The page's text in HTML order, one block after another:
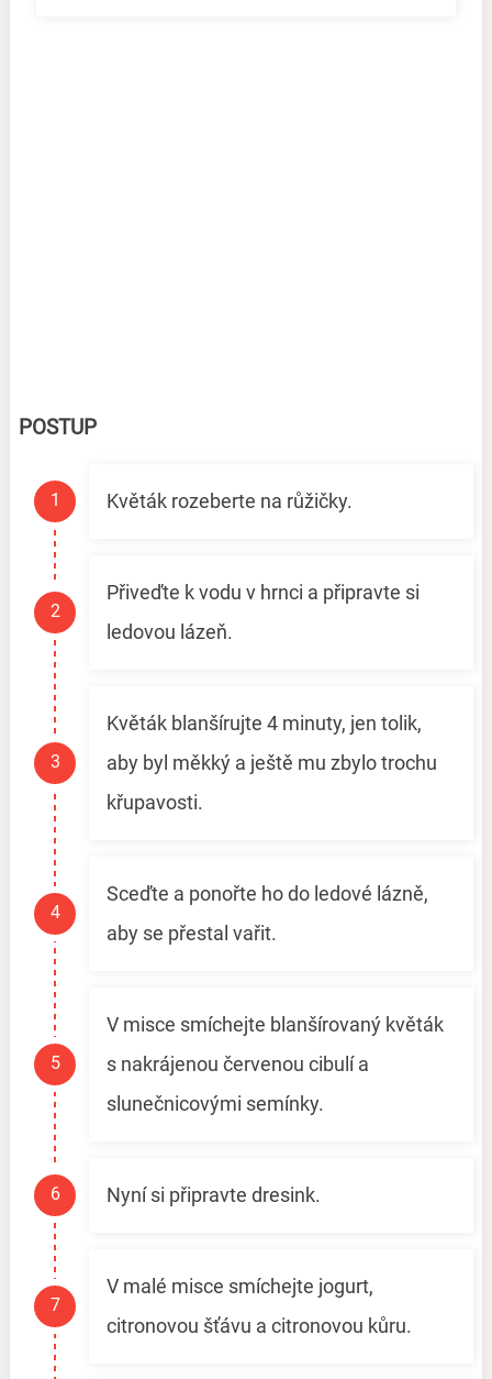
POSTUP
Květák rozeberte na růžičky.
Přiveďte k vodu v hrnci a připravte si
ledovou lázeň.
Květák blanšírujte 4 minuty, jen tolik,
aby byl měkký a ještě mu zbylo trochu
křupavosti.
Sceďte a ponořte ho do ledové lázně,
aby se přestal vařit.
V misce smíchejte blanšírovaný květák
s nakrájenou červenou cibulí a
slunečnicovými semínky.
Nyní si připravte dresink.
V malé misce smíchejte jogurt,
citronovou šťávu a citronovou kůru.